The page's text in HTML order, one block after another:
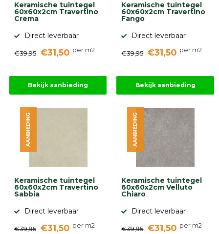
Keramische tuintegel
60x60x2cm Travertino
Crema
Direct leverbaar
€39,95 €31,50 per m2
Bekijk aanbieding
Keramische tuintegel
60x60x2cm Travertino
Fango
Direct leverbaar
€39,95 €31,50 per m2
Bekijk aanbieding
Keramische tuintegel
60x60x2cm Travertino
Sabbia
Direct leverbaar
€39,95 €31,50 per m2
AANBIEDING
Keramische tuintegel
60x60x2cm Velluto
Chiaro
Direct leverbaar
€39,95 €31,50 per m2
AANBIEDING